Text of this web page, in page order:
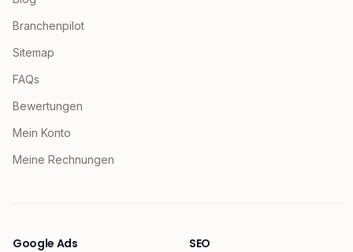
Branchenpilot
Sitemap
FAQs
Bewertungen
Mein Konto
Meine Rechnungen
Google Ads SEO